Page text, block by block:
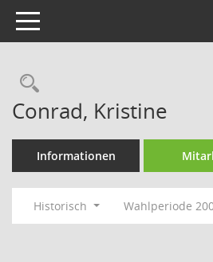
Toggle navigation
Rechercheauswahl
Conrad, Kristine
Informationen
Historisch Wahlperiode